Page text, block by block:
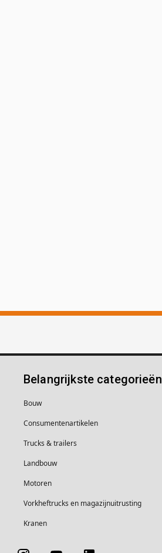
Belangrijkste categorieën
Bouw
Consumentenartikelen
Trucks & trailers
Landbouw
Motoren
Vorkheftrucks en magazijnuitrusting
Kranen